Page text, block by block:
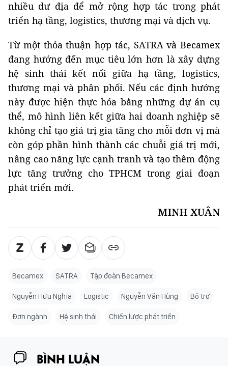
nhiều dư địa để mở rộng hợp tác trong phát
triển hạ tầng, logistics, thương mại và dịch vụ.
Từ một thỏa thuận hợp tác, SATRA và Becamex
đang hướng đến mục tiêu lớn hơn là xây dựng
hệ sinh thái kết nối giữa hạ tầng, logistics,
thương mại và phân phối. Nếu các định hướng
này được hiện thực hóa bằng những dự án cụ
thể, mô hình liên kết giữa hai doanh nghiệp sẽ
không chỉ tạo giá trị gia tăng cho mỗi đơn vị mà
còn góp phần hình thành các chuỗi giá trị mới,
nâng cao năng lực cạnh tranh và tạo thêm động
lực tăng trưởng cho TPHCM trong giai đoạn
phát triển mới.
MINH XUÂN
Becamex SATRA Tập đoàn Becamex
Nguyễn Hữu Nghĩa Logistic Nguyễn Văn Hùng Bổ trợ
Đơn ngành Hệ sinh thái Chiến lược phát triển
BÌNH LUẬN